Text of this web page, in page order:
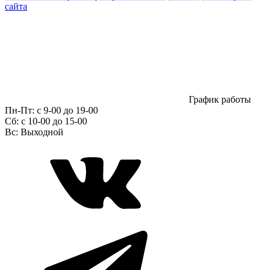
сайта
График работы
Пн-Пт: с 9-00 до 19-00
Сб: c 10-00 до 15-00
Вс: Выходной